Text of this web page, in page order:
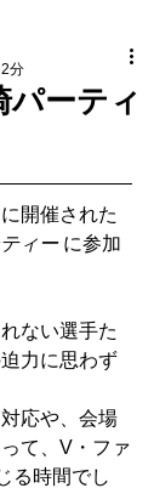
ーティ
分
開催された
ィー に参加
ない選手た
力に思わず
応や、会場
て、V・ファ
る時間でし